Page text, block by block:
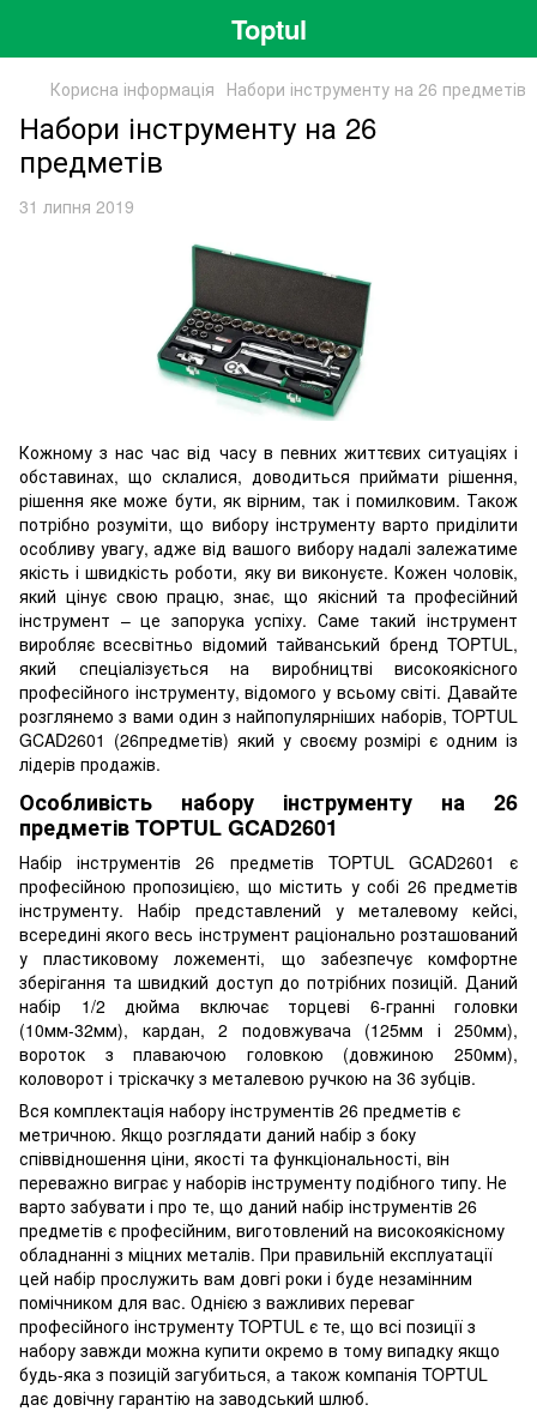
Toptul
Корисна інформація Набори інструменту на 26 предметів
Набори інструменту на 26
предметів
31 липня 2019
Кожному з нас час від часу в певних життєвих ситуаціях і
обставинах, що склалися, доводиться приймати рішення,
рішення яке може бути, як вірним, так і помилковим. Також
потрібно розуміти, що вибору інструменту варто приділити
особливу увагу, адже від вашого вибору надалі залежатиме
якість і швидкість роботи, яку ви виконуєте. Кожен чоловік,
який цінує свою працю, знає, що якісний та професійний
інструмент – це запорука успіху. Саме такий інструмент
виробляє всесвітньо відомий тайванський бренд TOPTUL,
який спеціалізується на виробництві високоякісного
професійного інструменту, відомого у всьому світі. Давайте
розглянемо з вами один з найпопулярніших наборів, TOPTUL
GCAD2601 (26предметів) який у своєму розмірі є одним із
лідерів продажів.
Особливість набору інструменту на 26
предметівTOPTUL GCAD2601
Набір інструментів 26 предметів TOPTUL GCAD2601 є
професійною пропозицією, що містить у собі 26 предметів
інструменту. Набір представлений у металевому кейсі,
всередині якого весь інструмент раціонально розташований
у пластиковому ложементі, що забезпечує комфортне
зберігання та швидкий доступ до потрібних позицій. Даний
набір 1/2 дюйма включає торцеві 6-гранні головки
(10мм-32мм), кардан, 2 подовжувача (125мм і 250мм),
вороток з плаваючою головкою (довжиною 250мм),
коловорот і тріскачку з металевою ручкою на 36 зубців.
Вся комплектація набору інструментів 26 предметів є
метричною. Якщо розглядати даний набір з боку
співвідношення ціни, якості та функціональності, він
переважно виграє у наборів інструменту подібного типу. Не
варто забувати і про те, що даний набір інструментів 26
предметів є професійним, виготовлений на високоякісному
обладнанні з міцних металів. При правильній експлуатації
цей набір прослужить вам довгі роки і буде незамінним
помічником для вас. Однією з важливих переваг
професійного інструменту TOPTUL є те, що всі позиції з
набору завжди можна купити окремо в тому випадку якщо
будь-яка з позицій загубиться, а також компанія TOPTUL
дає довічну гарантію на заводський шлюб.